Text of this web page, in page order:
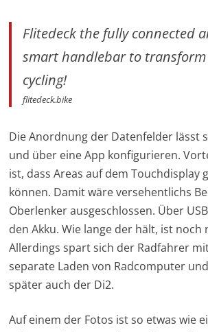
Flitedeck the fully connected
smart handlebar to
cycling!
flitedeck.bike
Die Anordnung der Datenfelder lässt
und über eine App konfigurieren.
ist, dass Areas auf dem Touchdisplay
können. Damit wäre versehentlichs
Oberlenker ausgeschlossen. Über
den Akku. Wie lange der hält, ist noch
Allerdings spart sich der Radfahrer
separate Laden von Radcomputer
später auch der Di2.
Auf einem der Fotos ist so etwas wie